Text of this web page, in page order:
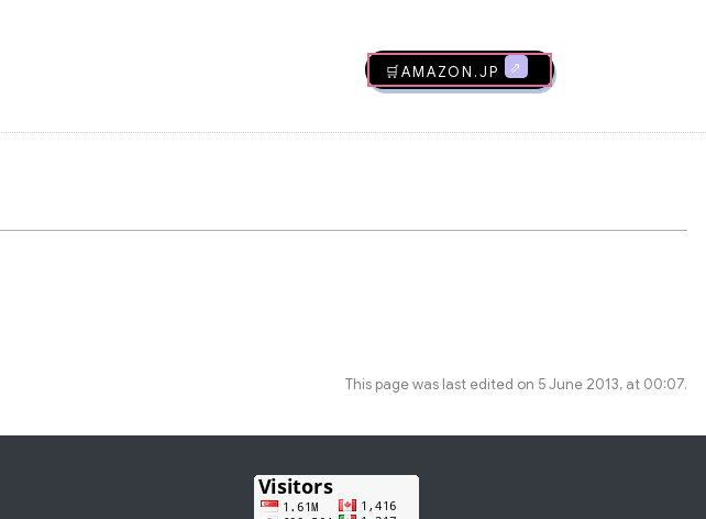
🛒AMAZON.jp
This page was last edited on 5 June 2013, at 00:07.